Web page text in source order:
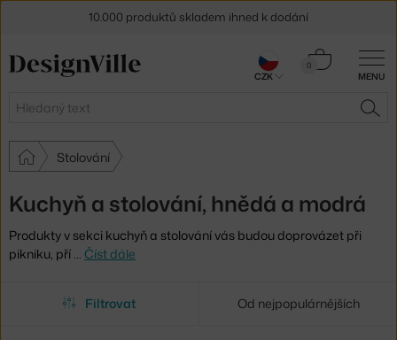
MENU
Hledat
0
Košík
Stolování
Kuchyň a stolování, hnědá a modrá
Produkty v sekci kuchyň a stolování vás budou doprovázet při
pikniku, pří … Číst dále
Filtrovat Od nejpopulárnějších
10.000 produktů skladem ihned k dodání
Sleva 5 % pro odběratele
CZK